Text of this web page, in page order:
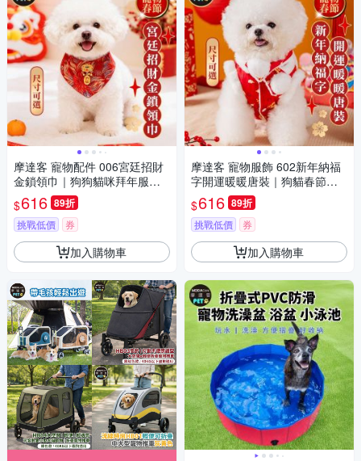
摩達客 寵物配件 006宮廷招財
金鎖領巾｜狗狗貓咪拜年服飾
配件寵物衣 尺寸可選
$616 89折
挑戰低價 券
加入購物車
摩達客 寵物服飾 602新年納福
字開運暖暖唐裝｜狗貓春節拜
年寵物衣 尺寸可選
$616 89折
挑戰低價 券
加入購物車